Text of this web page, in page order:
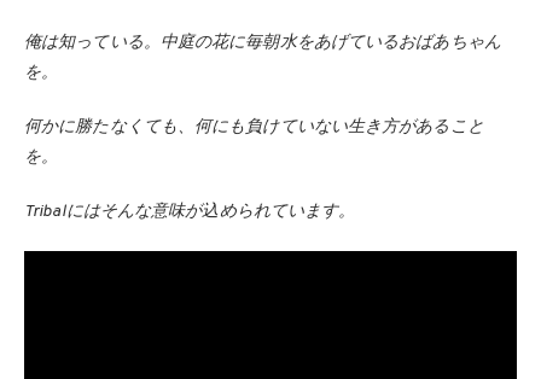
俺は知っている。中庭の花に毎朝水をあげているおばあちゃん
を。
何かに勝たなくても、何にも負けていない生き方があること
を。
Tribalにはそんな意味が込められています。